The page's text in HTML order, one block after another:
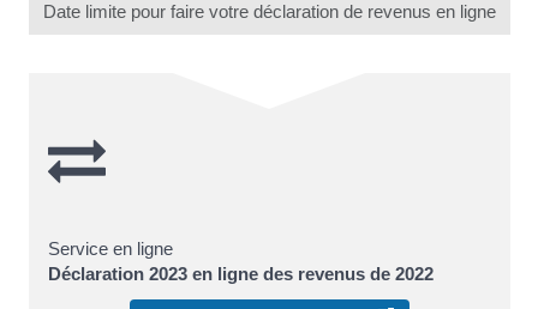
Date limite pour faire votre déclaration de revenus en ligne
Service en ligne
Déclaration 2023 en ligne des revenus de 2022